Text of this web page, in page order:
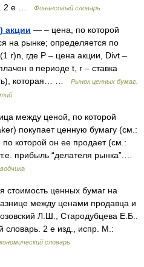
2 е …
Финансовый словарь
акции — – цена, по которой
на рынке; определяется по
r)n, где Р – цена акции, Divt –
в периоде t, r – ставка
которая… …
Рынок ценных бумаг.
между ценой, по которой
покупает ценную бумагу (см.:
которой он ее продает (см.:
прибыль “делателя рынка”.…
стоимость ценных бумаг на
между ценами продавца и
Л.Ш., Стародубцева Е.Б..
словарь. 2 е изд., испр. М.:
словарь